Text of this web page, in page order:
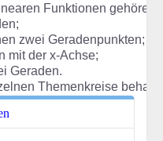
Funktionen gehören
zwei Geradenpunkten;
mit der x-Achse;
Geraden.
Themenkreise